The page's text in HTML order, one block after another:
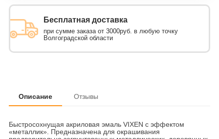
Бесплатная доставка
при сумме заказа от 3000руб. в любую точку
Волгоградской области
Описание Отзывы
Быстросохнущая акриловая эмаль VIXEN с эффектом
«металлик». Предназначена для окрашивания